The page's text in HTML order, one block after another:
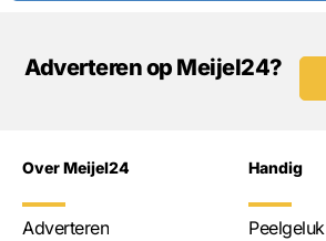
Adverteren op Meijel24?
Over Meijel24
Adverteren
Handig
Peelgeluk